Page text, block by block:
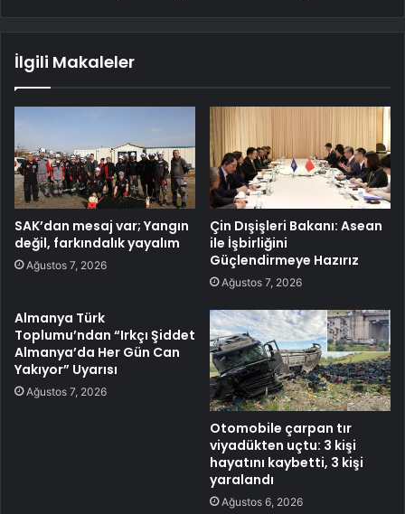
İlgili Makaleler
SAK’dan mesaj var; Yangın
değil, farkındalık yayalım
Ağustos 7, 2026
Çin Dışişleri Bakanı: Asean
ile İşbirliğini
Güçlendirmeye Hazırız
Ağustos 7, 2026
Almanya Türk
Toplumu’ndan “Irkçı Şiddet
Almanya’da Her Gün Can
Yakıyor” Uyarısı
Ağustos 7, 2026
Otomobile çarpan tır
viyadükten uçtu: 3 kişi
hayatını kaybetti, 3 kişi
yaralandı
Ağustos 6, 2026